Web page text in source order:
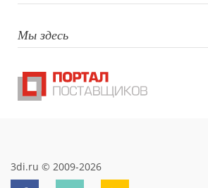
Мы здесь
3di.ru © 2009-2026